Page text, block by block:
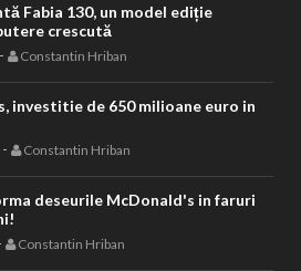
Fabia 130, un model ediție
crescută
- Constantin Hriban
investitie de 650 milioane euro in
- Constantin Hriban
deseurile McDonald's in faruri
Constantin Hriban